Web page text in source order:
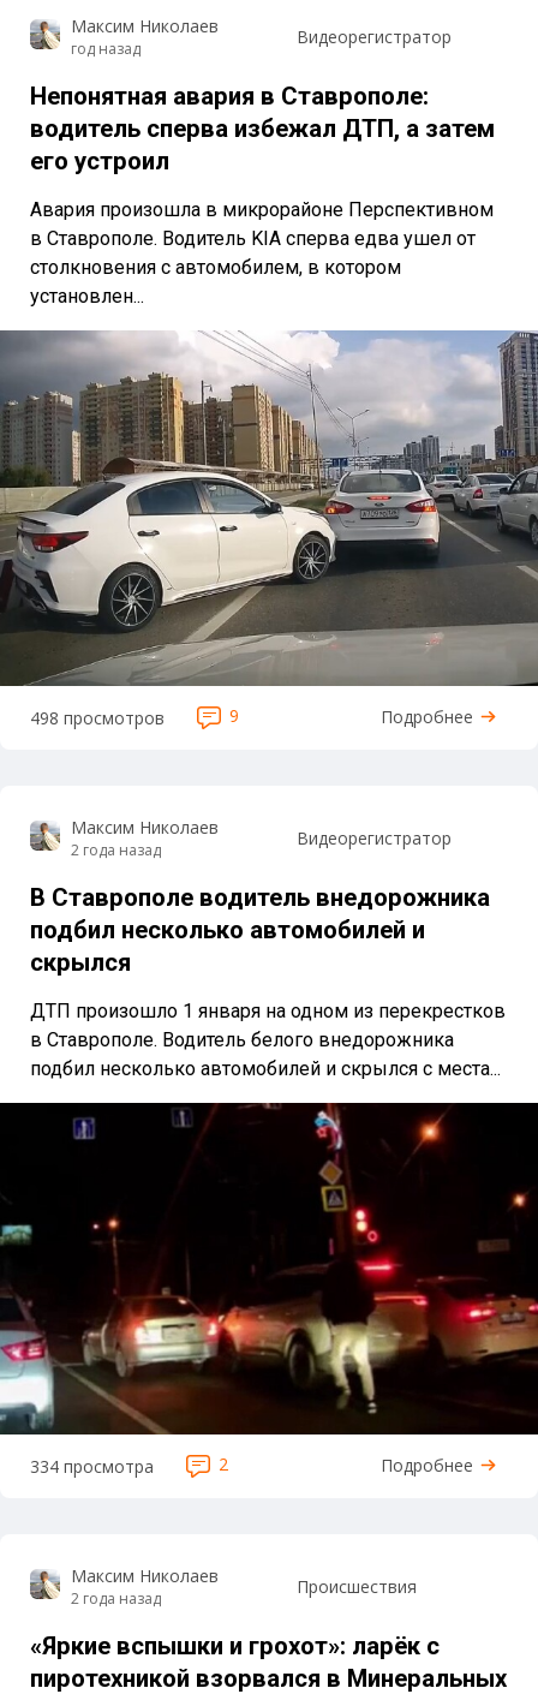
Максим Николаев
год назад Видеорегистратор
Непонятная авария в Ставрополе:
водитель сперва избежал ДТП, а затем
его устроил
Авария произошла в микрорайоне Перспективном
в Ставрополе. Водитель KIA сперва едва ушел от
столкновения с автомобилем, в котором
установлен...
498 просмотров 9 Подробнее
Максим Николаев
2 года назад Видеорегистратор
В Ставрополе водитель внедорожника
подбил несколько автомобилей и
скрылся
ДТП произошло 1 января на одном из перекрестков
в Ставрополе. Водитель белого внедорожника
подбил несколько автомобилей и скрылся с места...
334 просмотра 2 Подробнее
Максим Николаев
2 года назад Происшествия
«Яркие вспышки и грохот»: ларёк с
пиротехникой взорвался в Минеральных